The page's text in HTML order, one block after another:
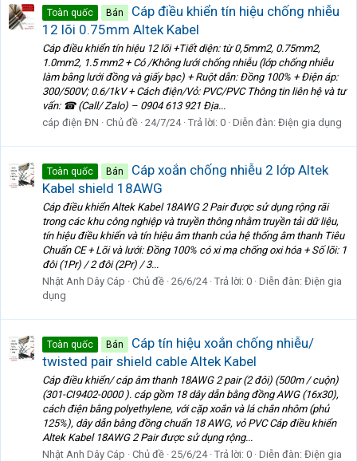
Toàn quốc Bán
Cáp điều khiển tín hiệu chống nhiễu
12 lõi 0.75mm Altek Kabel
Cáp điều khiển tín hiệu 12 lõi +Tiết diện: từ 0,5mm2, 0.75mm2,
1.0mm2, 1.5 mm2 + Có /Không lưới chống nhiễu (lớp chống nhiễu
làm bằng lưới đồng và giấy bạc) + Ruột dẫn: Đồng 100% + Điện áp:
300/500V; 0.6/1kV + Cách điện/Vỏ: PVC/PVC Thông tin liên hệ và tư
vấn: ☎ (Call/ Zalo) – 0904 613 921 Địa...
cáp điện ĐN
Chủ đề 24/7/24 Trả lời: 0 Diễn đàn: Điện gia dụng
Toàn quốc Bán
Cáp xoắn chống nhiễu 2 lớp Altek
Kabel shield 18AWG
Cáp điều khiển Altek Kabel 18AWG 2 Pair được sử dụng rộng rãi
trong các khu công nghiệp và truyền thông nhằm truyền tải dữ liệu,
tín hiệu điều khiển và tín hiệu âm thanh của hệ thống âm thanh Tiêu
Chuẩn CE + Lõi và lưới: Đồng 100% có xi mạ chống oxi hóa + Số lõi: 1
đôi (1Pr) / 2 đôi (2Pr) / 3...
Nhật Anh Dây Cáp
Chủ đề 26/6/24 Trả lời: 0 Diễn đàn: Điện gia
dụng
Toàn quốc Bán
Cáp tín hiệu xoắn chống nhiễu/
twisted pair shield cable Altek Kabel
Cáp điều khiển/ cáp âm thanh 18AWG 2 pair (2 đôi) (500m / cuộn)
(301-CI9402-0000 ). cáp gồm 18 dây dẫn bằng đồng AWG (16x30),
cách điện bằng polyethylene, với cặp xoắn và lá chắn nhôm (phủ
125%), dây dẫn bằng đồng chuẩn 18 AWG, vỏ PVC Cáp điều khiển
Altek Kabel 18AWG 2 Pair được sử dụng rộng...
Nhật Anh Dây Cáp
Chủ đề 25/6/24 Trả lời: 0 Diễn đàn: Điện gia